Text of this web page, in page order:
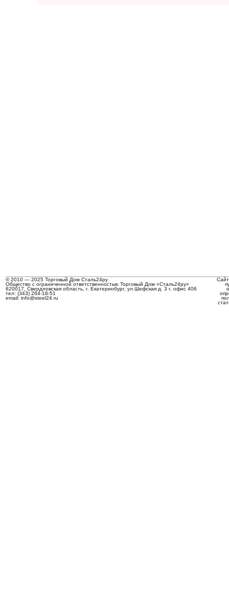
© 2010 — 2025 Торговый Дом Сталь24ру
Общество с ограниченной ответственностью Торговый Дом «Сталь24ру»
620017, Свердловская область, г. Екатеринбург, ул.Шефская д. 3 г, офис 406
тел: (343) 264-18-51
email: info@steel24.ru